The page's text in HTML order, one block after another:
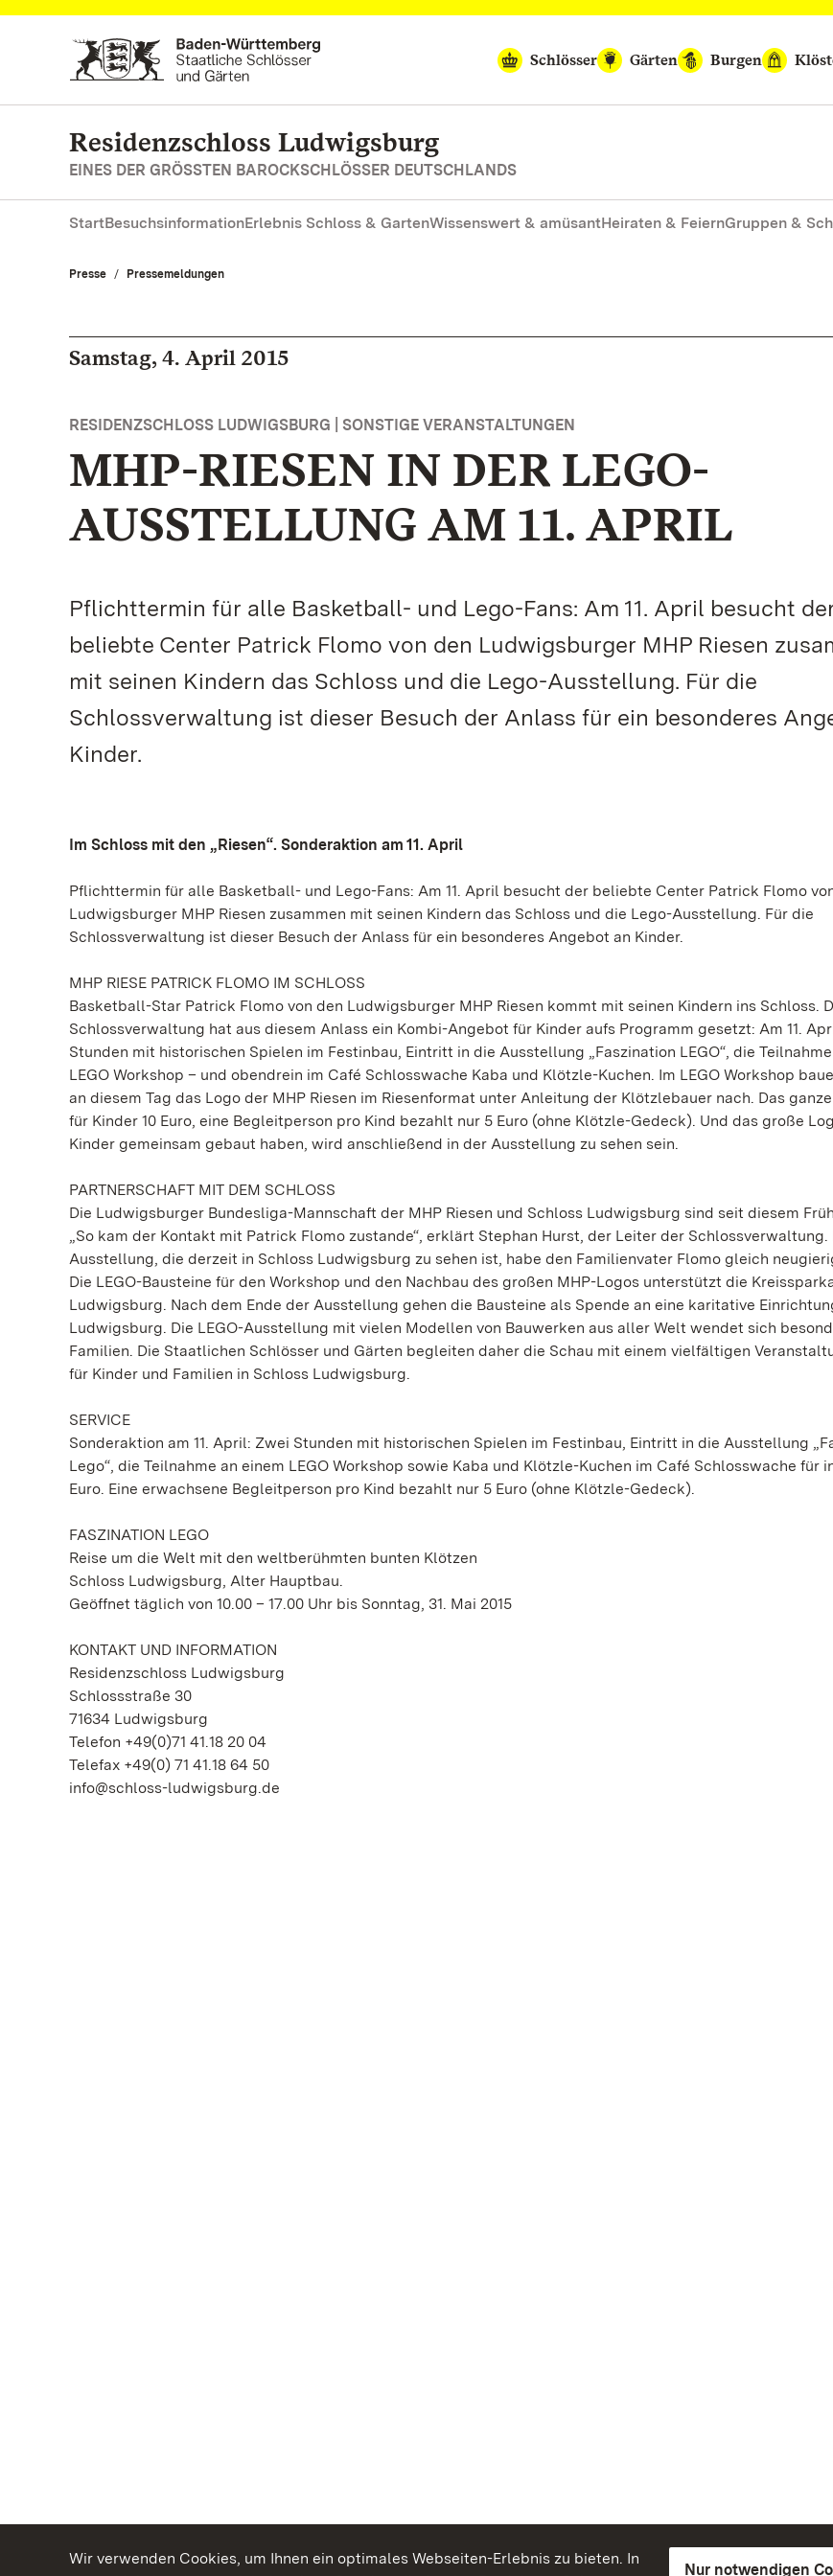
Wir verwenden Cookies, um Ihnen ein optimales Webseiten-Erlebnis zu bieten. In
Nur notwendigen
Zum Hauptinhalt springen
Schlösser
Gärten Burgen
Residenzschloss Ludwigsburg
EINES DER GRÖSSTEN BAROCKSCHLÖSSER DEUTSCHLANDS
StartBesuchsinformationErlebnis Schloss & GartenWissenswert & amüsantHeiraten & FeiernGruppen &
Presse Pressemeldungen
Samstag, 4. April 2015
RESIDENZSCHLOSS LUDWIGSBURG | SONSTIGE VERANSTALTUNGEN
MHP-RIESEN IN DER LEGO-
AUSSTELLUNG AM 11. APRIL
Pflichttermin für alle Basketball- und Lego-Fans: Am 11. April besucht
beliebte Center Patrick Flomo von den Ludwigsburger MHP Riesen
mit seinen Kindern das Schloss und die Lego-Ausstellung. Für die
Schlossverwaltung ist dieser Besuch der Anlass für ein besonderes
Kinder.
Im Schloss mit den „Riesen“. Sonderaktion am 11. April
Pflichttermin für alle Basketball- und Lego-Fans: Am 11. April besucht der beliebte Center Patrick Flomo
Ludwigsburger MHP Riesen zusammen mit seinen Kindern das Schloss und die Lego-Ausstellung. Für die
Schlossverwaltung ist dieser Besuch der Anlass für ein besonderes Angebot an Kinder.
MHP RIESE PATRICK FLOMO IM SCHLOSS
Basketball-Star Patrick Flomo von den Ludwigsburger MHP Riesen kommt mit seinen Kindern ins Schloss.
Schlossverwaltung hat aus diesem Anlass ein Kombi-Angebot für Kinder aufs Programm gesetzt: Am 11.
Stunden mit historischen Spielen im Festinbau, Eintritt in die Ausstellung „Faszination LEGO“, die
LEGO Workshop – und obendrein im Café Schlosswache Kaba und Klötzle-Kuchen. Im LEGO Workshop
an diesem Tag das Logo der MHP Riesen im Riesenformat unter Anleitung der Klötzlebauer nach. Das
für Kinder 10 Euro, eine Begleitperson pro Kind bezahlt nur 5 Euro (ohne Klötzle-Gedeck). Und das große
Kinder gemeinsam gebaut haben, wird anschließend in der Ausstellung zu sehen sein.
PARTNERSCHAFT MIT DEM SCHLOSS
Die Ludwigsburger Bundesliga-Mannschaft der MHP Riesen und Schloss Ludwigsburg sind seit diesem
„So kam der Kontakt mit Patrick Flomo zustande“, erklärt Stephan Hurst, der Leiter der Schlossverwaltung.
Ausstellung, die derzeit in Schloss Ludwigsburg zu sehen ist, habe den Familienvater Flomo gleich
Die LEGO-Bausteine für den Workshop und den Nachbau des großen MHP-Logos unterstützt die
Ludwigsburg. Nach dem Ende der Ausstellung gehen die Bausteine als Spende an eine karitative
Ludwigsburg. Die LEGO-Ausstellung mit vielen Modellen von Bauwerken aus aller Welt wendet sich
Familien. Die Staatlichen Schlösser und Gärten begleiten daher die Schau mit einem vielfältigen
für Kinder und Familien in Schloss Ludwigsburg.
SERVICE
Sonderaktion am 11. April: Zwei Stunden mit historischen Spielen im Festinbau, Eintritt in die Ausstellung
Lego“, die Teilnahme an einem LEGO Workshop sowie Kaba und Klötzle-Kuchen im Café Schlosswache für
Euro. Eine erwachsene Begleitperson pro Kind bezahlt nur 5 Euro (ohne Klötzle-Gedeck).
FASZINATION LEGO
Reise um die Welt mit den weltberühmten bunten Klötzen
Schloss Ludwigsburg, Alter Hauptbau.
Geöffnet täglich von 10.00 – 17.00 Uhr bis Sonntag, 31. Mai 2015
KONTAKT UND INFORMATION
Residenzschloss Ludwigsburg
Schlossstraße 30
71634 Ludwigsburg
Telefon +49(0)71 41.18 20 04
Telefax +49(0) 71 41.18 64 50
info@schloss-ludwigsburg.de